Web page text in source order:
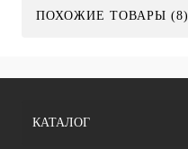
ПОХОЖИЕ ТОВАРЫ (8)
КАТАЛОГ